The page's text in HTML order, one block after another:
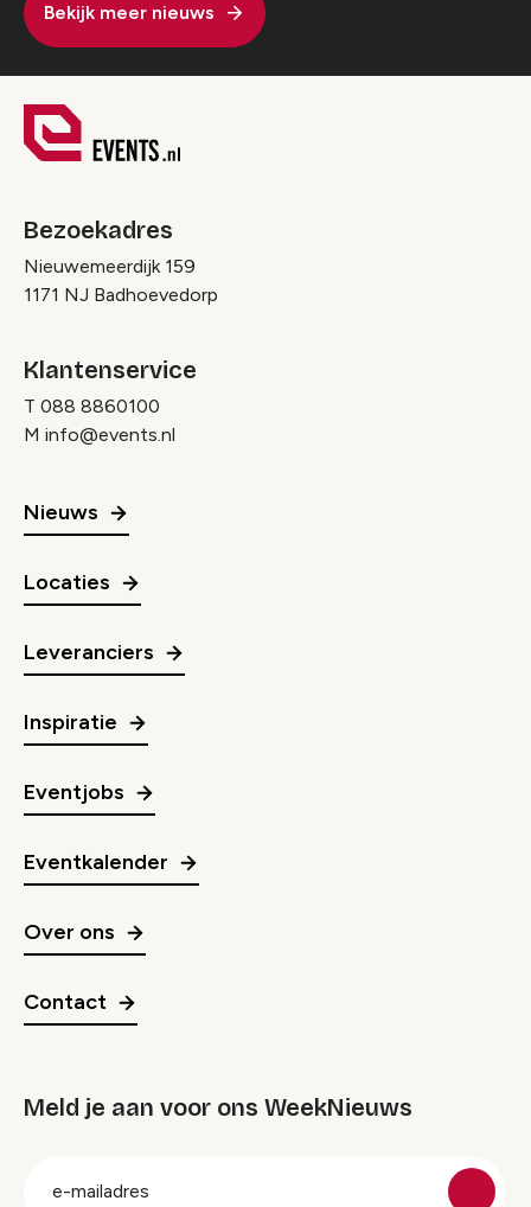
Bekijk meer nieuws
Bezoekadres
Nieuwemeerdijk 159
1171 NJ Badhoevedorp
Klantenservice
T 088 8860100
M info@events.nl
Nieuws
Locaties
Leveranciers
Inspiratie
Eventjobs
Eventkalender
Over ons
Contact
Meld je aan voor ons WeekNieuws